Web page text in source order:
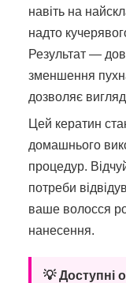
навіть на
надто
Результат —
зменшення
дозволяє
Цей кератин
домашнього
процедур.
потреби
ваше волосся
нанесення.
💡 Доступні